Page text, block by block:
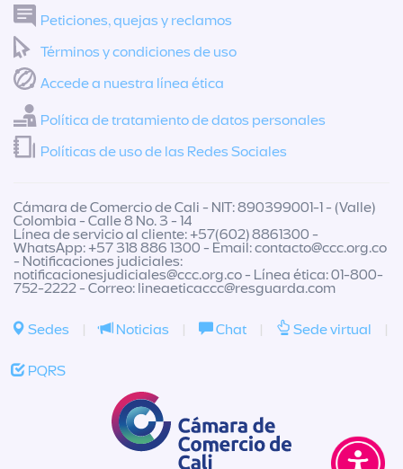
Peticiones, quejas y reclamos
Términos y condiciones de uso
Accede a nuestra línea ética
Política de tratamiento de datos personales
Políticas de uso de las Redes Sociales
Cámara de Comercio de Cali - NIT: 890399001-1 - (Valle)
Colombia - Calle 8 No. 3 - 14
Línea de servicio al cliente: +57(602) 8861300 -
WhatsApp: +57 318 886 1300 - Email:contacto@ccc.org.co
- Notificaciones judiciales:
notificacionesjudiciales@ccc.org.co- Línea ética: 01-800-
752-2222 - Correo: lineaeticaccc@resguarda.com
Sedes | Noticias | Chat | Sede virtual |
PQRS